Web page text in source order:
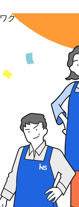
ワクワクしたい、ワ